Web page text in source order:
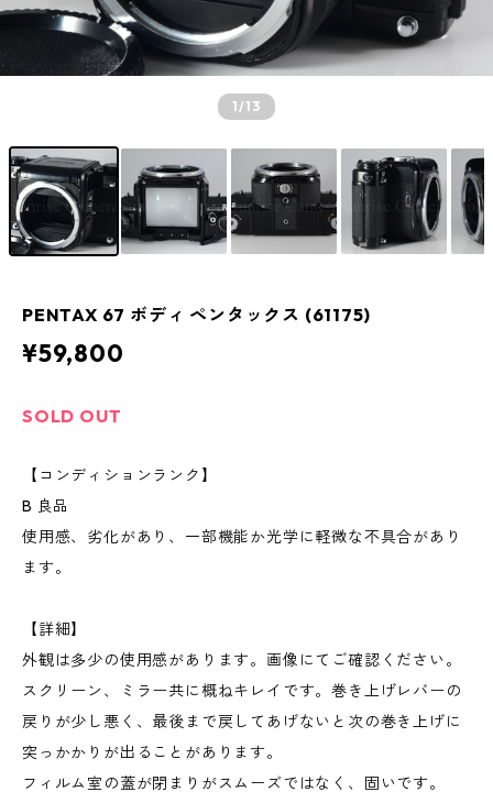
1/13
PENTAX 67 ボディ ペンタックス (61175)
¥59,800
SOLD OUT
【コンディションランク】
B 良品
使用感、劣化があり、一部機能か光学に軽微な不具合があり
ます。
【詳細】
外観は多少の使用感があります。画像にてご確認ください。
スクリーン、ミラー共に概ねキレイです。巻き上げレバーの
戻りが少し悪く、最後まで戻してあげないと次の巻き上げに
突っかかりが出ることがあります。
フィルム室の蓋が閉まりがスムーズではなく、固いです。